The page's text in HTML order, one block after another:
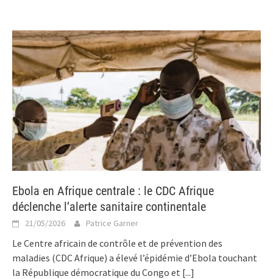
Ebola en Afrique centrale : le CDC Afrique
déclenche l’alerte sanitaire continentale
21/05/2026 Patrice Garner
Le Centre africain de contrôle et de prévention des
maladies (CDC Afrique) a élevé l’épidémie d’Ebola touchant
la République démocratique du Congo et [...]